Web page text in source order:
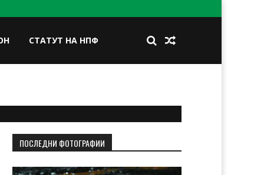
СТАТУТ НА НПФ
ПОСЛЕДНИ ФОТОГРАФИИ